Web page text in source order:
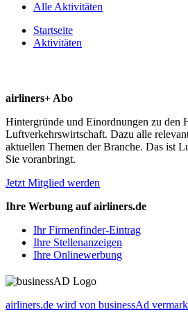
Alle Aktivitäten
Startseite
Aktivitäten
airliners+ Abo
Hintergründe und Einordnungen zu den
Luftverkehrswirtschaft. Dazu alle
aktuellen Themen der Branche. Das ist
Sie voranbringt.
Jetzt Mitglied werden
Ihre Werbung auf airliners.de
Ihr Firmenfinder-Eintrag
Ihre Stellenanzeigen
Ihre Onlinewerbung
airliners.de wird von businessAd